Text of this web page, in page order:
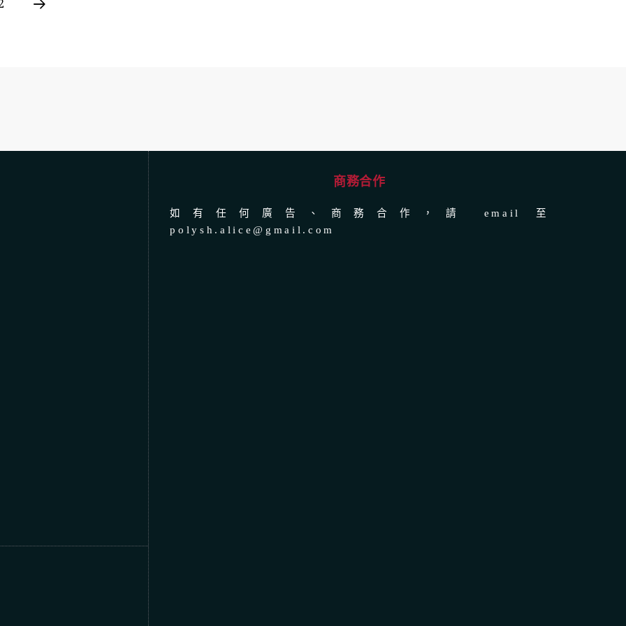
商務合作
如有任何廣告、商務合作，請 email 至
polysh.alice@gmail.com